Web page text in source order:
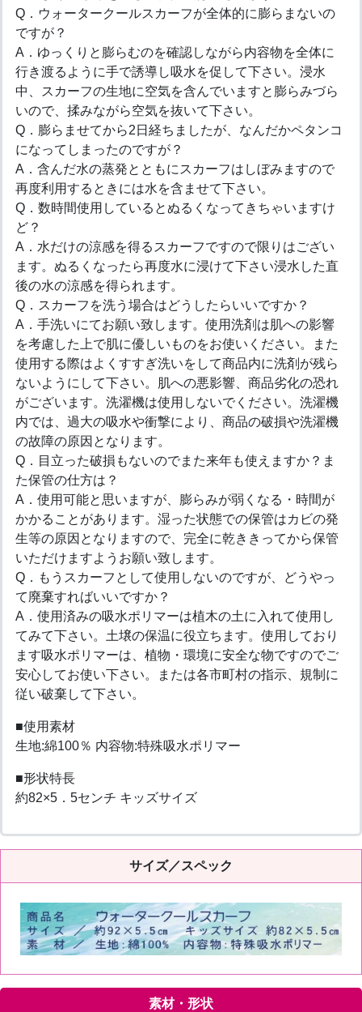
Q．ウォータークールスカーフが全体的に膨らまないの
ですが？
A．ゆっくりと膨らむのを確認しながら内容物を全体に
行き渡るように手で誘導し吸水を促して下さい。浸水
中、スカーフの生地に空気を含んでいますと膨らみづら
いので、揉みながら空気を抜いて下さい。
Q．膨らませてから2日経ちましたが、なんだかペタンコ
になってしまったのですが？
A．含んだ水の蒸発とともにスカーフはしぼみますので
再度利用するときには水を含ませて下さい。
Q．数時間使用しているとぬるくなってきちゃいますけ
ど？
A．水だけの涼感を得るスカーフですので限りはござい
ます。ぬるくなったら再度水に浸けて下さい浸水した直
後の水の涼感を得られます。
Q．スカーフを洗う場合はどうしたらいいですか？
A．手洗いにてお願い致します。使用洗剤は肌への影響
を考慮した上で肌に優しいものをお使いください。また
使用する際はよくすすぎ洗いをして商品内に洗剤が残ら
ないようにして下さい。肌への悪影響、商品劣化の恐れ
がございます。洗濯機は使用しないでください。洗濯機
内では、過大の吸水や衝撃により、商品の破損や洗濯機
の故障の原因となります。
Q．目立った破損もないのでまた来年も使えますか？ま
た保管の仕方は？
A．使用可能と思いますが、膨らみが弱くなる・時間が
かかることがあります。湿った状態での保管はカビの発
生等の原因となりますので、完全に乾ききってから保管
いただけますようお願い致します。
Q．もうスカーフとして使用しないのですが、どうやっ
て廃棄すればいいですか？
A．使用済みの吸水ポリマーは植木の土に入れて使用し
てみて下さい。土壌の保温に役立ちます。使用しており
ます吸水ポリマーは、植物・環境に安全な物ですのでご
安心してお使い下さい。または各市町村の指示、規制に
従い破棄して下さい。
■使用素材
生地:綿100％ 内容物:特殊吸水ポリマー
■形状特長
約82×5．5センチ キッズサイズ
サイズ／スペック
素材・形状